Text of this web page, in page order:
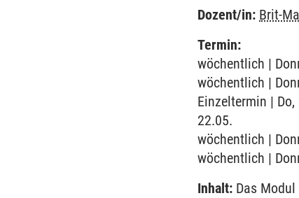
Dozent/in: Brit-
Termin:
wöchentlich |
wöchentlich |
Einzeltermin |
22.05.
wöchentlich |
wöchentlich |
Inhalt: Das